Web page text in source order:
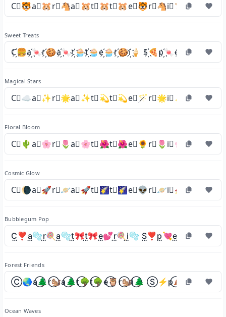
C⃒🐯a⃒🐹r⃒🐴a⃒🐹t⃒🐹t⃒🐹e⃒🐯r⃒🐴i⃒🐮
Sweet Treats
C҉🍔a҉🍬r҉🍪a҉🍬t҉🧁t҉🧁e҉🧁r҉🍪i҉🍦
Magical Stars
C⃟☁a⃟✨r⃟🌟a⃟✨t⃟💫t⃟💫e⃟🪄r⃟🌟i⃟✨
Floral Bloom
C⃕🌵a⃕🌸r⃕🌷a⃕🌸t⃕🌺t⃕🌺e⃕🌻r⃕🌷i⃕🌸
Cosmic Glow
C⃠🌘a⃠🚀r⃠🪐a⃠🚀t⃠🌠t⃠🌠e⃠👽r⃠🪐i⃠🚀
Bubblegum Pop
C⃨❣a⃨🫧r⃨🍭a⃨🫧t⃨🎀t⃨🎀e⃨💕r⃨🍭i⃨🫧
Forest Friends
C⃝🌏a⃝🌲r⃝🐿a⃝🌲t⃝🌳t⃝🌳e⃝🦉r⃝🐿i⃝🌲
Ocean Waves